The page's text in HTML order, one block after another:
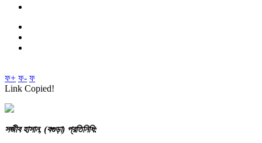
ফ+ ফ- ফ
Link Copied!
সজীব হাসান, (বগুড়া) প্রতিনিধি: